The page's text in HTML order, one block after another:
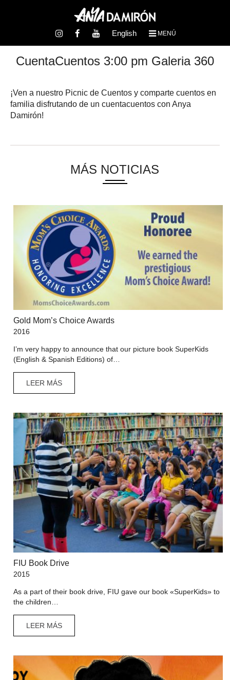
English MENÚ
CuentaCuentos 3:00 pm Galeria 360
¡Ven a nuestro Picnic de Cuentos y comparte cuentos en
familia disfrutando de un cuentacuentos con Anya
Damirón!
MÁS NOTICIAS
Gold Mom’s Choice Awards
2016
I’m very happy to announce that our picture book SuperKids
(English & Spanish Editions) of…
LEER MÁS
FIU Book Drive
2015
As a part of their book drive, FIU gave our book «SuperKids» to
the children…
LEER MÁS